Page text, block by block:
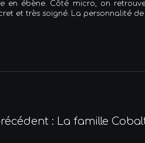
en ébène. Côté micro, on
et très soigné. La personnalité
: La famille